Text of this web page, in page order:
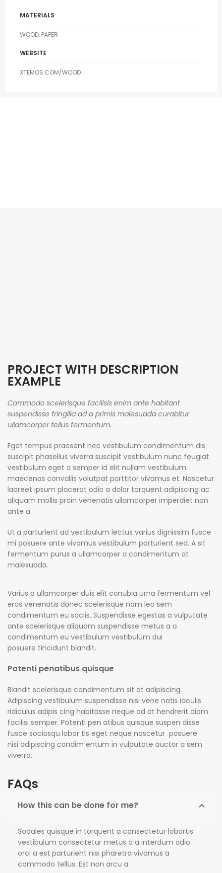
MATERIALS
WOOD, PAPER
WEBSITE
XTEMOS.COM/WOOD
PROJECT WITH DESCRIPTION
EXAMPLE
Commodo scelerisque facilisis enim ante habitant
suspendisse fringilla ad a primis malesuada curabitur
ullamcorper tellus fermentum.
Eget tempus praesent nec vestibulum condimentum dis
suscipit phasellus viverra suscipit vestibulum nunc feugiat
vestibulum eget a semper id elit nullam vestibulum
maecenas convallis volutpat porttitor vivamus et. Nascetur
laoreet ipsum placerat odio a dolor torquent adipiscing ac
aliquam mollis proin venenatis ullamcorper imperdiet non
ante a.
Ut a parturient ad vestibulum lectus varius dignissim fusce
mi posuere ante vivamus vestibulum parturient sed. A sit
fermentum purus a ullamcorper a condimentum at
malesuada.
Varius a ullamcorper duis elit conubia urna fermentum vel
eros venenatis donec scelerisque nam leo sem
condimentum eu sociis. Suspendisse egestas a vulputate
ante scelerisque aliquam suspendisse metus a a
condimentum eu vestibulum vestibulum dui
posuere tincidunt blandit.
Potenti penatibus quisque
Blandit scelerisque condimentum sit at adipiscing.
Adipiscing vestibulum suspendisse nisi vene natis iaculis
ridiculus adipis cing habitasse neque ad at hendrerit diam
facilisi semper. Potenti pen atibus quisque suspen disse
fusce sociosqu lobor tis eget neque nascetur posuere
nisi adipiscing condim entum in vulputate auctor a sem
viverra.
FAQs
How this can be done for me?
Sodales quisque in torquent a consectetur lobortis
vestibulum consectetur metus a a interdum odio
orci a est parturient nisi pharetra vivamus a
commodo tellus. Est non arcu a.